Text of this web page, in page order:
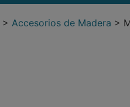
> Accesorios de Madera >